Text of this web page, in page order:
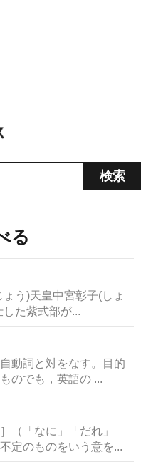
る
う)天皇中宮彰子(しょ
た紫式部が...
動詞と対をなす。目的
のでも，英語の ...
（「なに」「だれ」
定のものをいう意を...